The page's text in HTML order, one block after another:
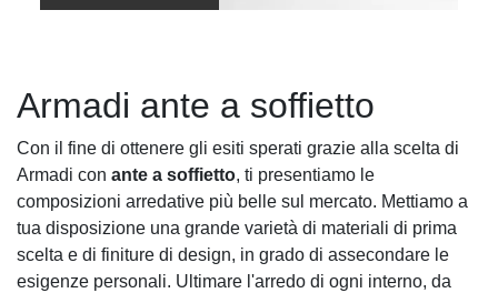
Armadi ante a soffietto
Con il fine di ottenere gli esiti sperati grazie alla scelta di
Armadi con ante a soffietto, ti presentiamo le
composizioni arredative più belle sul mercato. Mettiamo a
tua disposizione una grande varietà di materiali di prima
scelta e di finiture di design, in grado di assecondare le
esigenze personali. Ultimare l'arredo di ogni interno, da